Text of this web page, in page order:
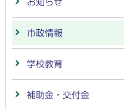
お知らせ
市政情報
学校教育
補助金・交付金